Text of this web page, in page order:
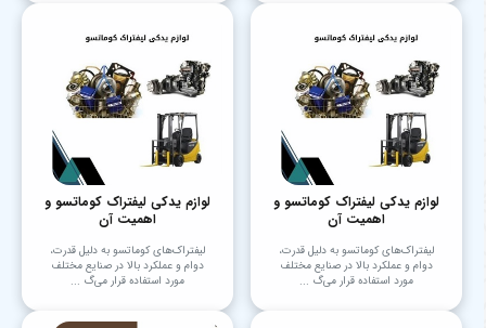
لوازم یدکی لیفتراک کوماتسو و
اهمیت آن
لیفتراک‌های کوماتسو به دلیل قدرت،
دوام و عملکرد بالا در صنایع مختلف
مورد استفاده قرار می‌گ ...
لوازم یدکی لیفتراک کوماتسو و
اهمیت آن
لیفتراک‌های کوماتسو به دلیل قدرت،
دوام و عملکرد بالا در صنایع مختلف
مورد استفاده قرار می‌گ ...